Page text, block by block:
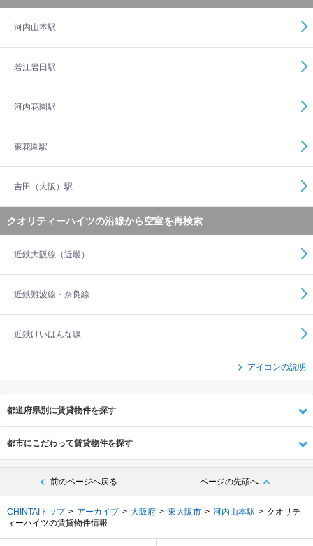
河内山本駅
若江岩田駅
河内花園駅
東花園駅
吉田（大阪）駅
クオリティーハイツの沿線から空室を再検索
近鉄大阪線（近畿）
近鉄難波線・奈良線
近鉄けいはんな線
アイコンの説明
都道府県別に賃貸物件を探す
都市にこだわって賃貸物件を探す
前のページへ戻る ページの先頭へ
CHINTAIトップ アーカイブ 大阪府 東大阪市 河内山本駅
クオリテ
ィーハイツの賃貸物件情報